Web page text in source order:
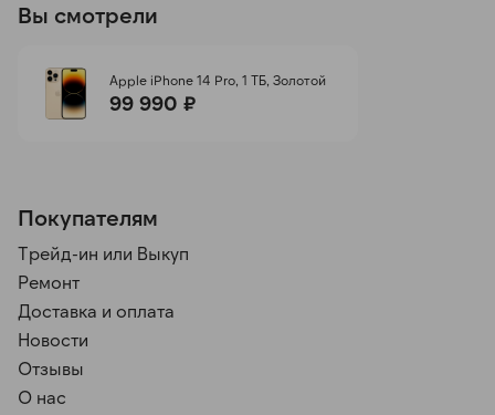
Вы смотрели
Apple iPhone 14 Pro, 1 ТБ, Золотой
99 990 ₽
Покупателям
Трейд-ин или Выкуп
Ремонт
Доставка и оплата
Новости
Отзывы
О нас